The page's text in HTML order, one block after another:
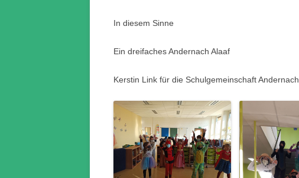
In diesem Sinne
Ein dreifaches Andernach Alaaf
Kerstin Link für die Schulgemeinschaft Andernach